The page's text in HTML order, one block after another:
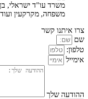
משרד עו"ד ישראלי, בן
משפחה, מקרקעין
צרו איתנו קשר
שם
טלפון:
אימייל
ההודעה שלך